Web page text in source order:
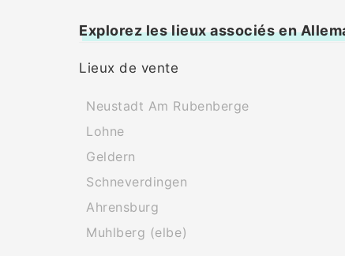
Explorez les lieux associés en
Lieux de vente
Neustadt Am Rubenberge
Lohne
Geldern
Schneverdingen
Ahrensburg
Muhlberg (elbe)